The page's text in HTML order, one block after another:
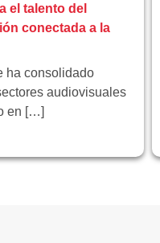
el talento del
conectada a la
ha consolidado
audiovisuales
en […]